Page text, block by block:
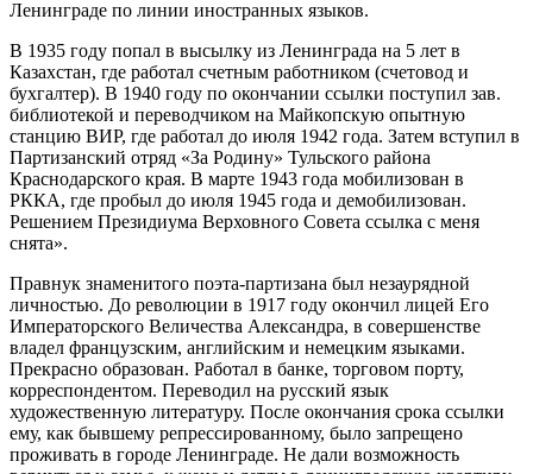
Ленинграде по линии иностранных языков.
В 1935 году попал в высылку из Ленинграда на 5 лет в
Казахстан, где работал счетным работником (счетовод и
бухгалтер). В 1940 году по окончании ссылки поступил зав.
библиотекой и переводчиком на Майкопскую опытную
станцию ВИР, где работал до июля 1942 года. Затем вступил в
Партизанский отряд «За Родину» Тульского района
Краснодарского края. В марте 1943 года мобилизован в
РККА, где пробыл до июля 1945 года и демобилизован.
Решением Президиума Верховного Совета ссылка с меня
снята».
Правнук знаменитого поэта-партизана был незаурядной
личностью. До революции в 1917 году окончил лицей Его
Императорского Величества Александра, в совершенстве
владел французским, английским и немецким языками.
Прекрасно образован. Работал в банке, торговом порту,
корреспондентом. Переводил на русский язык
художественную литературу. После окончания срока ссылки
ему, как бывшему репрессированному, было запрещено
проживать в городе Ленинграде. Не дали возможность